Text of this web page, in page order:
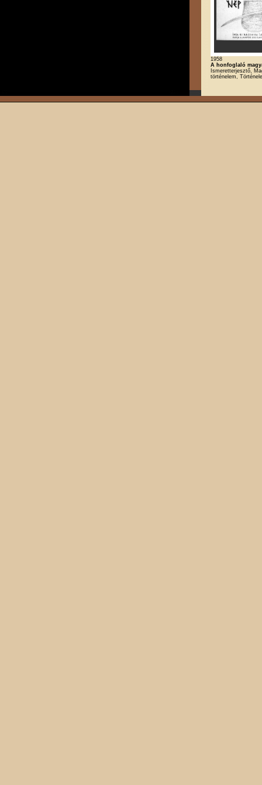
1958
A honfoglaló
Ismeretterjesztő,
történelem,